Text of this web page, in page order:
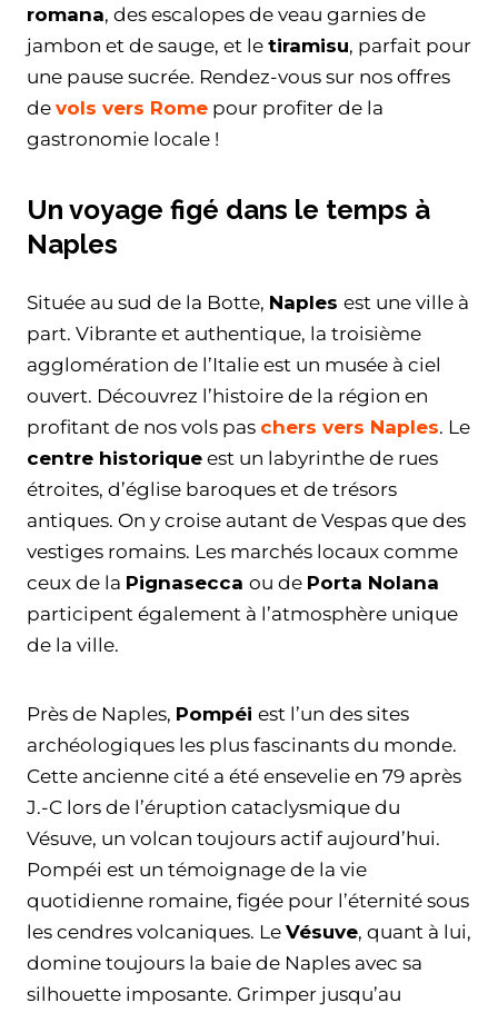
romana, des escalopes de veau garnies de
jambon et de sauge, et le tiramisu, parfait pour
une pause sucrée. Rendez-vous sur nos offres
de vols vers Rome pour profiter de la
gastronomie locale !
Un voyage figé dans le temps à
Naples
Située au sud de la Botte, Naples est une ville à
part. Vibrante et authentique, la troisième
agglomération de l’Italie est un musée à ciel
ouvert. Découvrez l’histoire de la région en
profitant de nos vols pas chers vers Naples. Le
centre historique est un labyrinthe de rues
étroites, d’église baroques et de trésors
antiques. On y croise autant de Vespas que des
vestiges romains. Les marchés locaux comme
ceux de la Pignasecca ou de Porta Nolana
participent également à l’atmosphère unique
de la ville.
Près de Naples, Pompéi est l’un des sites
archéologiques les plus fascinants du monde.
Cette ancienne cité a été ensevelie en 79 après
J.-C lors de l’éruption cataclysmique du
Vésuve, un volcan toujours actif aujourd’hui.
Pompéi est un témoignage de la vie
quotidienne romaine, figée pour l’éternité sous
les cendres volcaniques. Le Vésuve, quant à lui,
domine toujours la baie de Naples avec sa
silhouette imposante. Grimper jusqu’au